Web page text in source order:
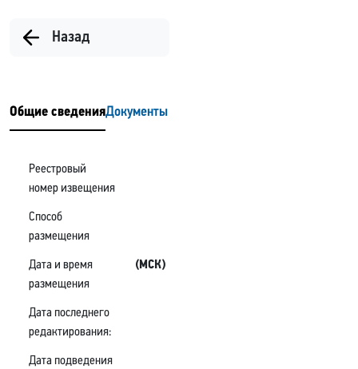
Назад
Общие сведенияДокументы
Реестровый
номер извещения
Способ
размещения
Дата и время
размещения
(МСК)
Дата последнего
редактирования:
Дата подведения